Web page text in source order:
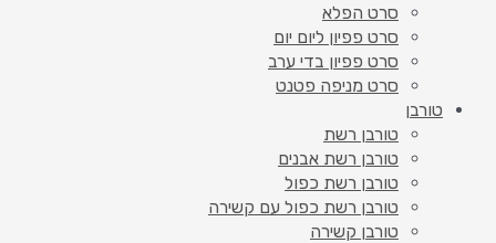
סרט הפלא
סרט פפיון ליום יום
סרט פפיון בדי ערב
סרט מניפה פטנט
טורבן
טורבן רשת
טורבן רשת אבנים
טורבן רשת כפול
טורבן רשת כפול עם קשירה
טורבן קשירה